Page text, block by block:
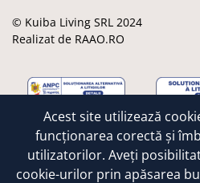
© Kuiba Living SRL 2024
Realizat de RAAO.RO
M
a
e
s
M
a
s
t
i
Acest site utilizează
funcționarea corectă și
utilizatorilor. Aveți
cookie-urilor prin apăsarea